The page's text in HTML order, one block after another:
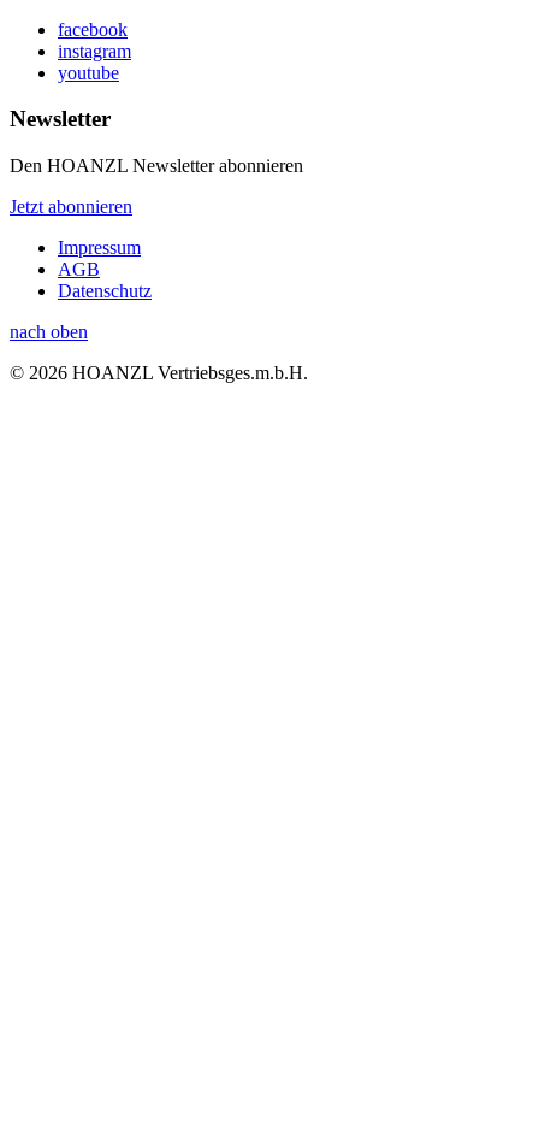
facebook
instagram
youtube
Newsletter
Den HOANZL Newsletter abonnieren
Jetzt abonnieren
Impressum
AGB
Datenschutz
nach oben
© 2026 HOANZL Vertriebsges.m.b.H.